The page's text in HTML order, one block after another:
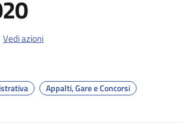
Vedi azioni
Appalti, Gare e Concorsi